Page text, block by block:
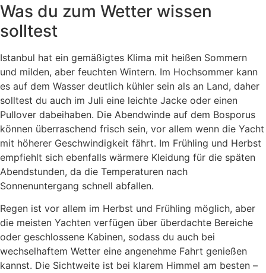
Was du zum Wetter wissen
solltest
Istanbul hat ein gemäßigtes Klima mit heißen Sommern
und milden, aber feuchten Wintern. Im Hochsommer kann
es auf dem Wasser deutlich kühler sein als an Land, daher
solltest du auch im Juli eine leichte Jacke oder einen
Pullover dabeihaben. Die Abendwinde auf dem Bosporus
können überraschend frisch sein, vor allem wenn die Yacht
mit höherer Geschwindigkeit fährt. Im Frühling und Herbst
empfiehlt sich ebenfalls wärmere Kleidung für die späten
Abendstunden, da die Temperaturen nach
Sonnenuntergang schnell abfallen.
Regen ist vor allem im Herbst und Frühling möglich, aber
die meisten Yachten verfügen über überdachte Bereiche
oder geschlossene Kabinen, sodass du auch bei
wechselhaftem Wetter eine angenehme Fahrt genießen
kannst. Die Sichtweite ist bei klarem Himmel am besten –